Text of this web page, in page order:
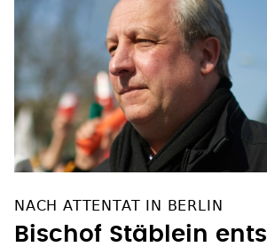
NACH ATTENTAT IN BERLIN
Bischof Stäblein